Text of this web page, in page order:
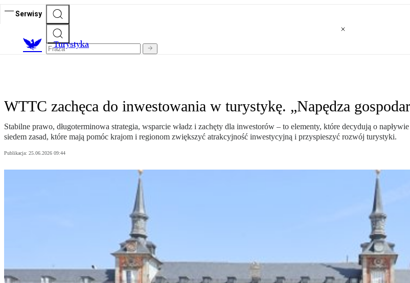
Serwisy
Turystyka
WTTC zachęca do inwestowania w turystykę. „Napędza
Stabilne prawo, długoterminowa strategia, wsparcie władz i zachęty dla inwestorów – to elementy, które decydują o
siedem zasad, które mają pomóc krajom i regionom zwiększyć atrakcyjność inwestycyjną i przyspieszyć rozwój turystyki.
Publikacja: 25.06.2026 09:44